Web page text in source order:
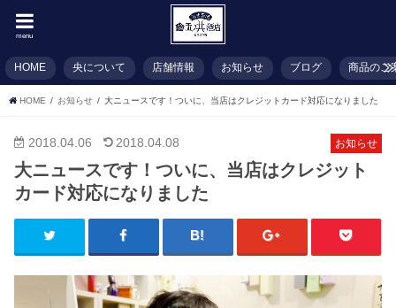
menu
HOME 央について 店舗情報 お知らせ ブログ 商品のご
HOME お知らせ 大ニュースです！ついに、当店はクレジットカード対応になりました
お知らせ
2018.04.06 2018.04.08
大ニュースです！ついに、当店はクレジット
カード対応になりました